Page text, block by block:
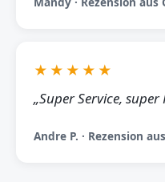
★★★★★
„Super Service,
Andre P. · Rezension